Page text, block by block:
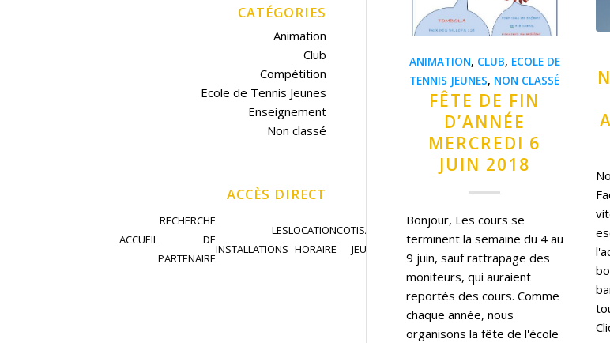
ANIMATION, CLUB, ECOLE DE
TENNIS JEUNES, NON CLASSÉ
FÊTE DE FIN
D’ANNÉE
MERCREDI 6
JUIN 2018
Bonjour, Les cours se
terminent la semaine du 4 au
9 juin, sauf rattrapage des
moniteurs, qui auraient
reportés des cours. Comme
chaque année, nous
organisons la fête de l'école
CATÉGORIES
Animation
Club
Compétition
Ecole de Tennis Jeunes
Enseignement
Non classé
ACCÈS DIRECT
ACCUEIL
RECHERCHE
DE
PARTENAIRE
LES
INSTALLATIONS
LOCATION
HORAIRE
COTISATION
JEU LIBRE
JOUER EN
CONTACT